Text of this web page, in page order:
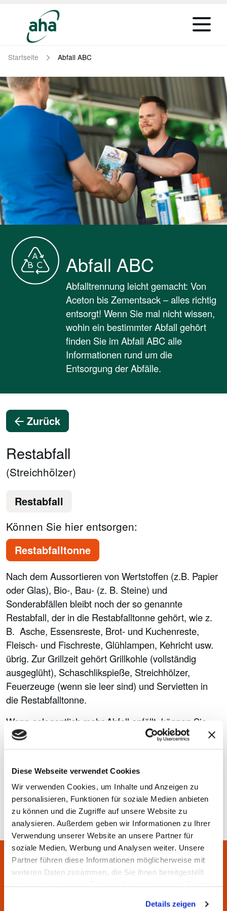
Diese Webseite verwendet Cookies
Wir verwenden Cookies, um Inhalte und Anzeigen zu
personalisieren, Funktionen für soziale Medien anbieten
zu können und die Zugriffe auf unsere Website zu
analysieren. Außerdem geben wir Informationen zu Ihrer
Verwendung unserer Website an unsere Partner für
soziale Medien, Werbung und Analysen weiter. Unsere
Partner führen diese Informationen möglicherweise mit
weiteren Daten zusammen, die Sie ihnen bereitgestellt
Details zeigen
Startseite Abfall ABC
Abfall ABC
Abfalltrennung leicht gemacht: Von
Aceton bis Zementsack – alles richtig
entsorgt! Wenn Sie mal nicht wissen,
wohin ein bestimmter Abfall gehört
finden Sie im Abfall ABC alle
Informationen rund um die
Entsorgung der Abfälle.
Zurück
Restabfall
(Streichhölzer)
Restabfall
Können Sie hier entsorgen:
Restabfalltonne
Nach dem Aussortieren von Wertstoffen (z.B. Papier
oder Glas), Bio-, Bau- (z. B. Steine) und
Sonderabfällen bleibt noch der so genannte
Restabfall, der in die Restabfalltonne gehört, wie z.
B. Asche, Essensreste, Brot- und Kuchenreste,
Fleisch- und Fischreste, Glühlampen, Kehricht usw.
übrig. Zur Grillzeit gehört Grillkohle (vollständig
ausgeglüht), Schaschlikspieße, Streichhölzer,
Feuerzeuge (wenn sie leer sind) und Servietten in
die Restabfalltonne.
Wenn gelegentlich mehr Abfall anfällt, können Sie
beim Wertstoffhof
einen Zusatzsack
Sachstand: 09.10.2025
Sie haben Fragen? Wir helfen